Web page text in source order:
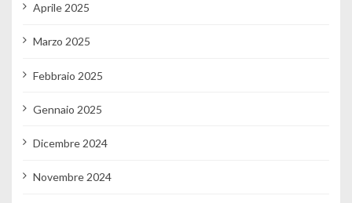
Aprile 2025
Marzo 2025
Febbraio 2025
Gennaio 2025
Dicembre 2024
Novembre 2024